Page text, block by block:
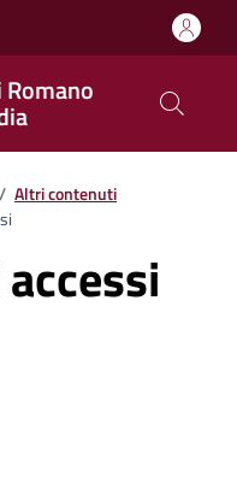
/ Altri contenuti